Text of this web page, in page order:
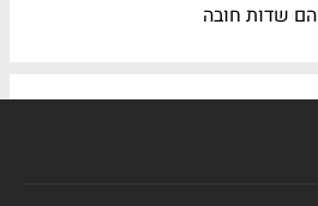
הם שדות חובה